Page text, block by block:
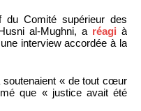
Comité supérieur des
al-Mughni, a réagi à
interview accordée à la
soutenaient « de tout cœur
que « justice avait été